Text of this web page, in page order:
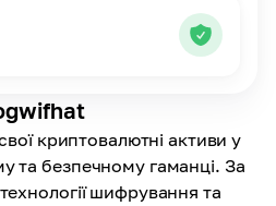
криптовалютні активи у
та безпечному гаманці. За
шифрування та